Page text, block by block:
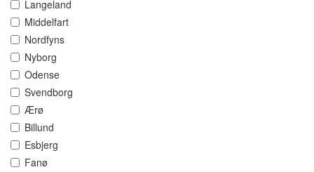
Langeland
Middelfart
Nordfyns
Nyborg
Odense
Svendborg
Ærø
Billund
Esbjerg
Fanø